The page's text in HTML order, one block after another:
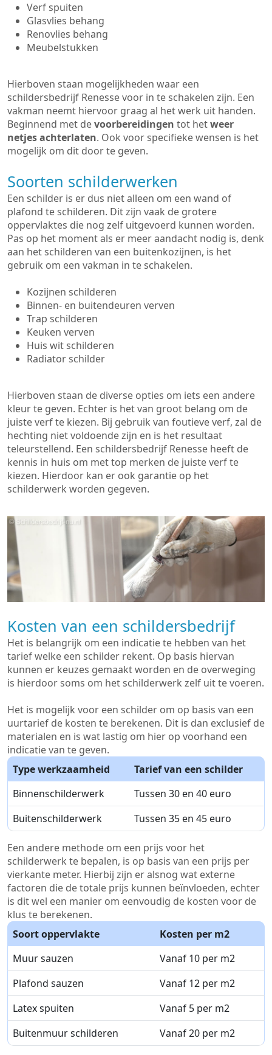
Verf spuiten
Glasvlies behang
Renovlies behang
Meubelstukken
Hierboven staan mogelijkheden waar een
schildersbedrijf Renesse voor in te schakelen zijn. Een
vakman neemt hiervoor graag al het werk uit handen.
Beginnend met devoorbereidingen tot hetweer
netjes achterlaten. Ook voor specifieke wensen is het
mogelijk om dit door te geven.
Soorten schilderwerken
Een schilder is er dus niet alleen om een wand of
plafond te schilderen. Dit zijn vaak de grotere
oppervlaktes die nog zelf uitgevoerd kunnen worden.
Pas op het moment als er meer aandacht nodig is, denk
aan het schilderen van een buitenkozijnen, is het
gebruik om een vakman in te schakelen.
Kozijnen schilderen
Binnen- en buitendeuren verven
Trap schilderen
Keuken verven
Huis wit schilderen
Radiator schilder
Hierboven staan de diverse opties om iets een andere
kleur te geven. Echter is het van groot belang om de
juiste verf te kiezen. Bij gebruik van foutieve verf, zal de
hechting niet voldoende zijn en is het resultaat
teleurstellend. Een schildersbedrijf Renesse heeft de
kennis in huis om met top merken de juiste verf te
kiezen. Hierdoor kan er ook garantie op het
schilderwerk worden gegeven.
Kosten van een schildersbedrijf
Het is belangrijk om een indicatie te hebben van het
tarief welke een schilder rekent. Op basis hiervan
kunnen er keuzes gemaakt worden en de overweging
is hierdoor soms om het schilderwerk zelf uit te voeren.
Het is mogelijk voor een schilder om op basis van een
uurtarief de kosten te berekenen. Dit is dan exclusief de
materialen en is wat lastig om hier op voorhand een
indicatie van te geven.
Type werkzaamheid
Tarief van een schilder
Binnenschilderwerk
Tussen 30 en 40 euro
Buitenschilderwerk
Tussen 35 en 45 euro
Een andere methode om een prijs voor het
schilderwerk te bepalen, is op basis van een prijs per
vierkante meter. Hierbij zijn er alsnog wat externe
factoren die de totale prijs kunnen beïnvloeden, echter
is dit wel een manier om eenvoudig de kosten voor de
klus te berekenen.
Soort oppervlakte
Kosten per m2
Muur sauzen
Vanaf 10 per m2
Plafond sauzen
Vanaf 12 per m2
Latex spuiten
Vanaf 5 per m2
Buitenmuur schilderen
Vanaf 20 per m2